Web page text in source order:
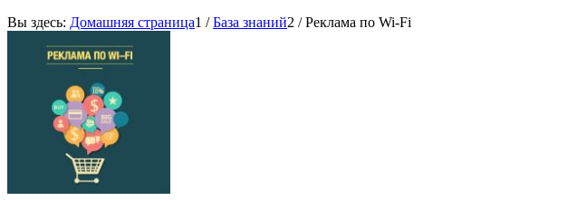
Вы здесь: Домашняя страница1 / База знаний2 / Реклама по Wi-Fi